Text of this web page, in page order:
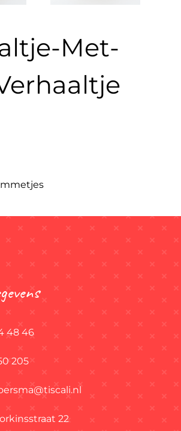
Met-
48 46
205
22